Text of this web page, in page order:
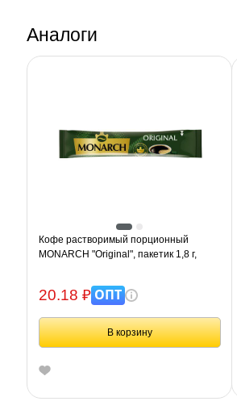
Аналоги
Кофе растворимый порционный
MONARCH "Original", пакетик 1,8 г,
20.18 ₽ОПТ
В корзину